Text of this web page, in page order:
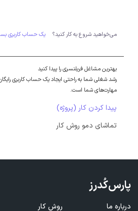
می‌خواهید شروع به کار کنید؟ یک حساب کاربری
بهترین مشاغل فریلنسری را پیدا کنید
رشد شغلی شما به راحتی ایجاد یک حساب کاربری
مهارت‌های شما است.
پیدا کردن کار (پروژه)
تماشای دمو روش کار
پارس‌کُدرز
درباره ما روش کار